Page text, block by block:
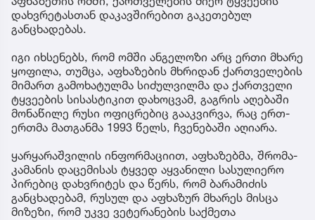
დახვრეტასთან დაკავშირებით გაკეთებულ
განცხადებას.
იგი იხსენებს, რომ ომში ანგელოზი არც ერთი მხარე
ყოფილა, თუმცა, აფხაზების მხრიდან ქართველების
მიმართ გამოხატულმა სიძულვილმა და ქართველი
ტყვეების სისასტიკით დახოცვამ, გაგრის აღებაში
მონაწილე რუსი ოფიცრებიც გააკვირვა, რაც ერთ-
ერთმა მათგანმა 1993 წელს, ჩვენებაში აღიარა.
ყარყარაშვილის ინფორმაციით, აფხაზებმა, შრომა-
კამანის დაცემისას ტყვედ აყვანილი სასულიერო
პირებიც დახვრიტეს და წერს, რომ ბარამიძის
განცხადებამ, რუსულ და აფხაზურ მხარეს მისცა
მიზეზი, რომ უკვე ვეტერანების საქმეთა